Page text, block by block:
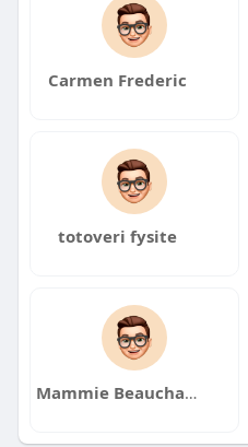
Carmen Frederic
totoveri fysite
Mammie Beauchamp